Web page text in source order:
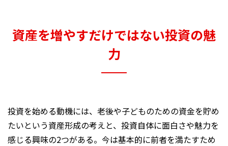
資産を増やすだけではない投資の魅
力
投資を始める動機には、老後や子どものための資金を貯め
たいという資産形成の考えと、投資自体に面白さや魅力を
感じる興味の2つがある。今は基本的に前者を満たすため